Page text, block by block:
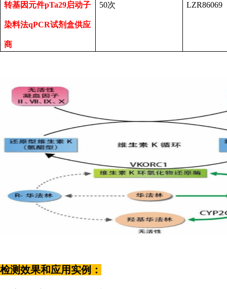
转基因元件pTa29启动子
染料法qPCR试剂盒供应
商
50次 LZR86069
检测效果和应用实例：